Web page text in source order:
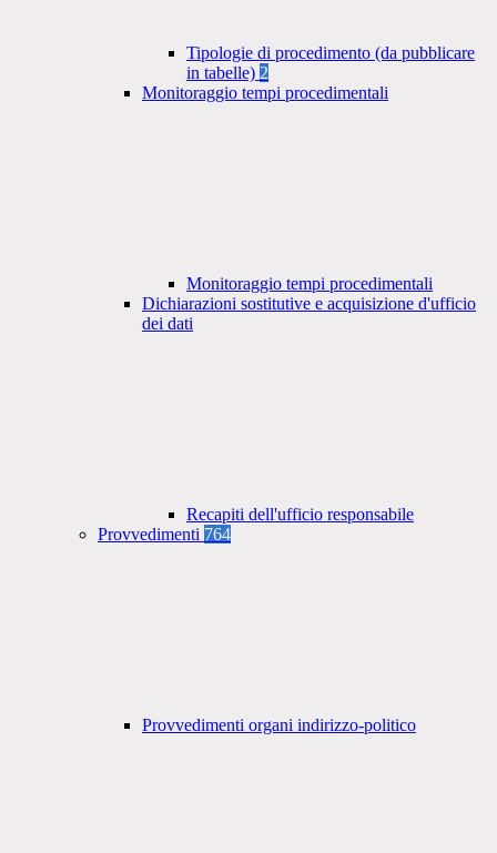
Tipologie di procedimento (da pubblicare
in tabelle) 2
Monitoraggio tempi procedimentali
Monitoraggio tempi procedimentali
Dichiarazioni sostitutive e acquisizione d'ufficio
dei dati
Recapiti dell'ufficio responsabile
Provvedimenti 764
Provvedimenti organi indirizzo-politico